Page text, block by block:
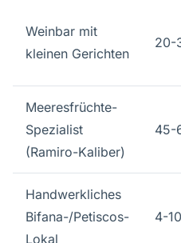
Weinbar mit
kleinen Gerichten
20-
Meeresfrüchte-
Spezialist
(Ramiro-Kaliber)
45-
Handwerkliches
Bifana-/Petiscos-
Lokal
4-